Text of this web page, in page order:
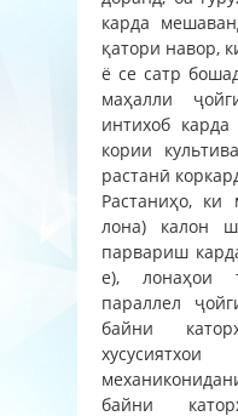
карда
қатори навор,
ё се сатр
маҳалли
интихоб
кории
растанӣ
Растаниҳо, ки
лона) калон
парвариш
е), лонаҳои
параллел
байни
байни